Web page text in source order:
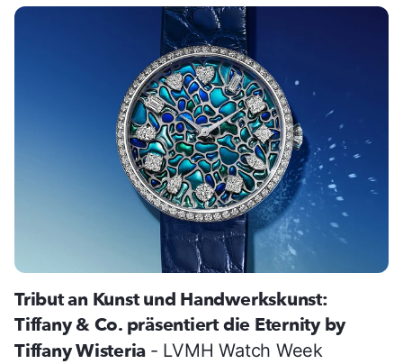
Tribut an Kunst und Handwerkskunst:
Tiffany & Co. präsentiert die Eternity by
Tiffany Wisteria - LVMH Watch Week